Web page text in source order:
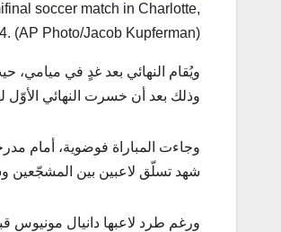
soccer match in Charlotte,
(AP Photo/Jacob Kupferman)
وذلك بعد أن خسرت النهائي الأوّل لها عام 1975
وجاءت المباراة فوضوية، أمام
شهد تسلّق لاعبين بين المشجّعين
ورغم طرد لاعبها دانيال مونيوس